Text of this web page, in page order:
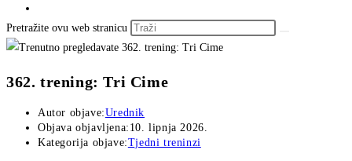
Pretražite ovu web stranicu
362. trening: Tri Cime
Autor objave:Urednik
Objava objavljena: 10. lipnja 2026.
Kategorija objave:Tjedni treninzi